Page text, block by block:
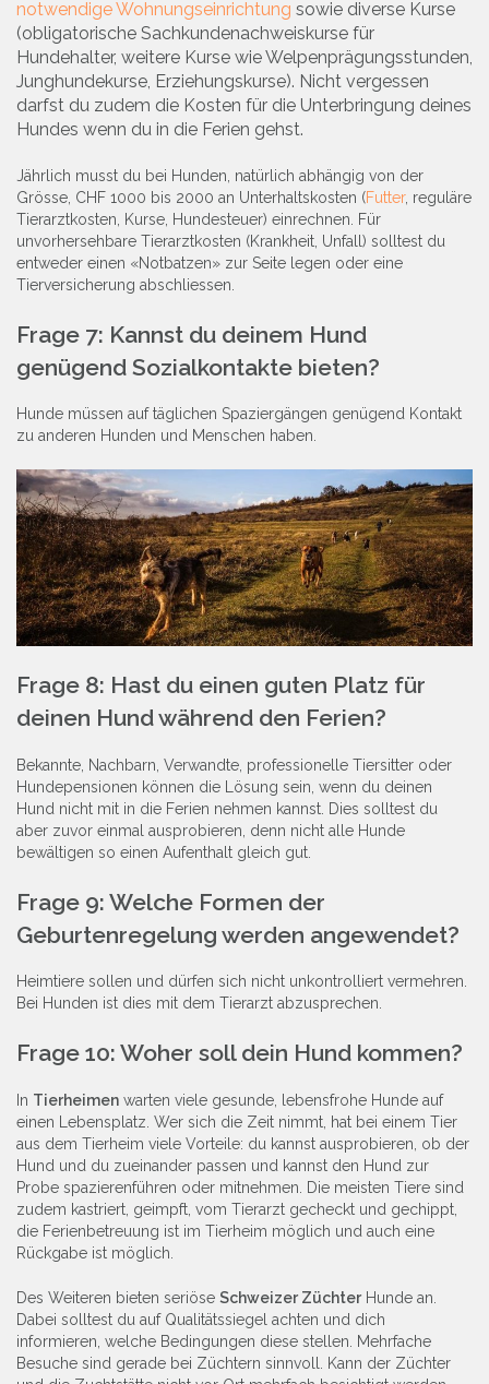
notwendige Wohnungseinrichtung sowie diverse Kurse
(obligatorische Sachkundenachweiskurse für
Hundehalter, weitere Kurse wie Welpenprägungsstunden,
Junghundekurse, Erziehungskurse). Nicht vergessen
darfst du zudem die Kosten für die Unterbringung deines
Hundes wenn du in die Ferien gehst.
Jährlich musst du bei Hunden, natürlich abhängig von der
Grösse, CHF 1000 bis 2000 an Unter­haltskosten (Futter, reguläre
Tierarztkosten, Kurse, Hundesteuer) einrechnen. Für
unvorhersehbare Tierarztkosten (Krankheit, Unfall) solltest du
entweder einen «Notbatzen» zur Seite legen oder eine
Tierversicherung abschliessen.
Frage 7: Kannst du deinem Hund
genügend Sozialkontakte bieten?
Hunde müssen auf täglichen Spaziergängen genügend Kontakt
zu anderen Hunden und Menschen haben.
Frage 8: Hast du einen guten Platz für
deinen Hund während den Ferien?
Bekannte, Nachbarn, Verwandte, professionelle Tiersitter oder
Hundepensionen können die Lösung sein, wenn du deinen
Hund nicht mit in die Ferien nehmen kannst. Dies solltest du
aber zuvor einmal ausprobieren, denn nicht alle Hunde
bewältigen so einen Aufenthalt gleich gut.
Frage 9: Welche Formen der
Geburtenregelung werden angewendet?
Heimtiere sollen und dürfen sich nicht unkontrolliert vermehren.
Bei Hunden ist dies mit dem Tierarzt abzusprechen.
Frage 10: Woher soll dein Hund kommen?
In Tierheimen warten viele gesunde, lebensfrohe Hunde auf
einen Lebensplatz. Wer sich die Zeit nimmt, hat bei einem Tier
aus dem Tierheim viele Vorteile: du kannst ausprobieren, ob der
Hund und du zueinander passen und kannst den Hund zur
Probe spazierenführen oder mitnehmen. Die meisten Tiere sind
zudem kastriert, geimpft, vom Tierarzt gecheckt und gechippt,
die Ferienbetreuung ist im Tierheim möglich und auch eine
Rückgabe ist möglich.
Des Weiteren bieten seriöse Schweizer ZüchterHunde an.
Dabei solltest du auf Qualitätssiegel achten und dich
informieren, welche Bedingungen diese stellen. Mehrfache
Besuche sind gerade bei Züchtern sinnvoll. Kann der Züchter